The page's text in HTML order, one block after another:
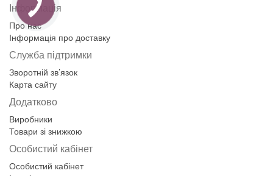
Інформація
Про нас
Інформація про доставку
Служба підтримки
Зворотній зв’язок
Карта сайту
Додатково
Виробники
Товари зі знижкою
Особистий кабінет
Особистий кабінет